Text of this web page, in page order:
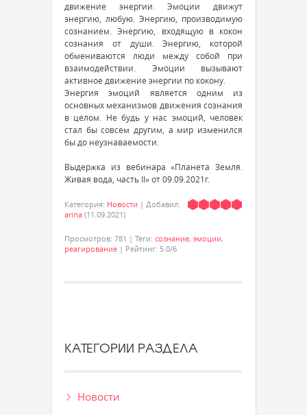
движение энергии. Эмоции движут
энергию, любую. Энергию, производимую
сознанием. Энергию, входящую в кокон
сознания от души. Энергию, которой
обмениваются люди между собой при
взаимодействии. Эмоции вызывают
активное движение энергии по кокону.
Энергия эмоций является одним из
основных механизмов движения сознания
в целом. Не будь у нас эмоций, человек
стал бы совсем другим, а мир изменился
бы до неузнаваемости.
Выдержка из вебинара «Планета Земля.
Живая вода, часть II» от 09.09.2021г.
Категория: Новости | Добавил:
arina (11.09.2021)
Просмотров: 781 | Теги: сознание, эмоции,
реагирование | Рейтинг: 5.0/6
КАТЕГОРИИ РАЗДЕЛА
Новости